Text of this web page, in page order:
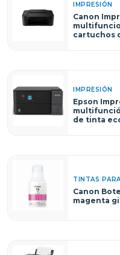
IMPRESIÓN
Canon
cartuchos
IMPRESIÓN
Epson
de tinta
TINTAS
Canon
magenta